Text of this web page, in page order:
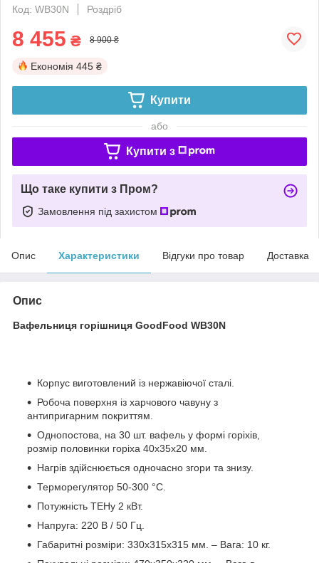
Код: WB30N
Роздріб
8 455 ₴ 8 900 ₴
Економія 445 ₴
Купити
або
Купити з
Що таке купити з Пром?
Замовлення під захистом
Опис Характеристики Відгуки про товар Доставка
Опис
Вафельниця горішниця GoodFood WB30N
Корпус виготовлений із нержавіючої сталі.
Робоча поверхня із харчового чавуну з
антипригарним покриттям.
Однопостова, на 30 шт. вафель у формі горіхів,
розмір половинки горіха 40х35х20 мм.
Нагрів здійснюється одночасно згори та знизу.
Терморегулятор 50-300 °C.
Потужність ТЕНу 2 кВт.
Напруга: 220 В / 50 Гц.
Габаритні розміри: 330х315х315 мм. – Вага: 10 кг.